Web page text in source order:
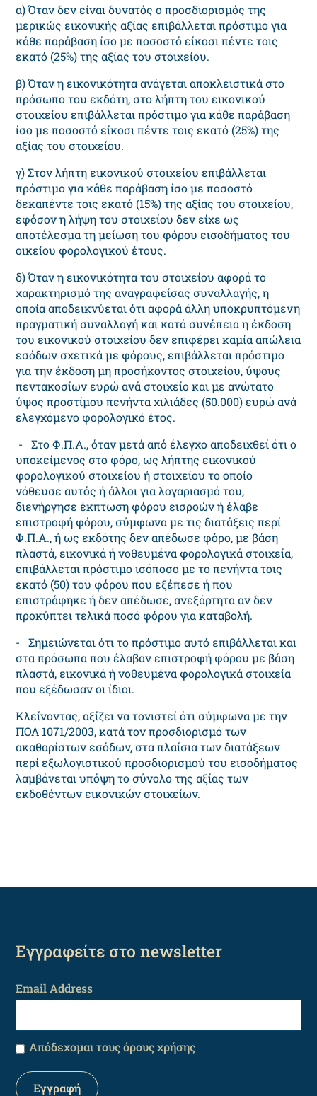
α) Όταν δεν είναι δυνατός ο προσδιορισμός της
μερικώς εικονικής αξίας επιβάλλεται πρόστιμο για
κάθε παράβαση ίσο με ποσοστό είκοσι πέντε τοις
εκατό (25%) της αξίας του στοιχείου.
β) Όταν η εικονικότητα ανάγεται αποκλειστικά στο
πρόσωπο του εκδότη, στο λήπτη του εικονικού
στοιχείου επιβάλλεται πρόστιμο για κάθε παράβαση
ίσο με ποσοστό είκοσι πέντε τοις εκατό (25%) της
αξίας του στοιχείου.
γ) Στον λήπτη εικονικού στοιχείου επιβάλλεται
πρόστιμο για κάθε παράβαση ίσο με ποσοστό
δεκαπέντε τοις εκατό (15%) της αξίας του στοιχείου,
εφόσον η λήψη του στοιχείου δεν είχε ως
αποτέλεσμα τη μείωση του φόρου εισοδήματος του
οικείου φορολογικού έτους.
δ) Όταν η εικονικότητα του στοιχείου αφορά το
χαρακτηρισμό της αναγραφείσας συναλλαγής, η
οποία αποδεικνύεται ότι αφορά άλλη υποκρυπτόμενη
πραγματική συναλλαγή και κατά συνέπεια η έκδοση
του εικονικού στοιχείου δεν επιφέρει καμία απώλεια
εσόδων σχετικά με φόρους, επιβάλλεται πρόστιμο
για την έκδοση μη προσήκοντος στοιχείου, ύψους
πεντακοσίων ευρώ ανά στοιχείο και με ανώτατο
ύψος προστίμου πενήντα χιλιάδες (50.000) ευρώ ανά
ελεγχόμενο φορολογικό έτος.
- Στο Φ.Π.Α., όταν μετά από έλεγχο αποδειχθεί ότι ο
υποκείμενος στο φόρο, ως λήπτης εικονικού
φορολογικού στοιχείου ή στοιχείου το οποίο
νόθευσε αυτός ή άλλοι για λογαριασμό του,
διενήργησε έκπτωση φόρου εισροών ή έλαβε
επιστροφή φόρου, σύμφωνα με τις διατάξεις περί
Φ.Π.Α., ή ως εκδότης δεν απέδωσε φόρο, με βάση
πλαστά, εικονικά ή νοθευμένα φορολογικά στοιχεία,
επιβάλλεται πρόστιμο ισόποσο με το πενήντα τοις
εκατό (50) του φόρου που εξέπεσε ή που
επιστράφηκε ή δεν απέδωσε, ανεξάρτητα αν δεν
προκύπτει τελικά ποσό φόρου για καταβολή.
- Σημειώνεται ότι το πρόστιμο αυτό επιβάλλεται και
στα πρόσωπα που έλαβαν επιστροφή φόρου με βάση
πλαστά, εικονικά ή νοθευμένα φορολογικά στοιχεία
που εξέδωσαν οι ίδιοι.
Κλείνοντας, αξίζει να τονιστεί ότι σύμφωνα με την
ΠΟΛ 1071/2003, κατά τον προσδιορισμό των
ακαθαρίστων εσόδων, στα πλαίσια των διατάξεων
περί εξωλογιστικού προσδιορισμού του εισοδήματος
λαμβάνεται υπόψη το σύνολο της αξίας των
εκδοθέντων εικονικών στοιχείων.
Εγγραφείτε στο newsletter
Email Address
Απόδεχομαι τους όρους χρήσης